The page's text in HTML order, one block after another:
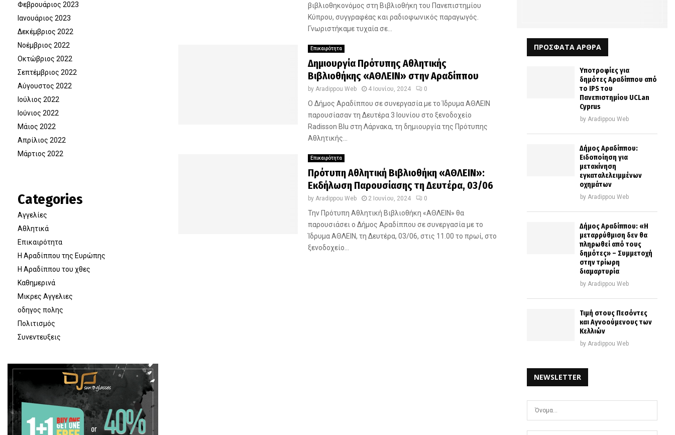
βιβλιοθηκονόμος στη Βιβλιοθήκη του Πανεπιστημίου
Κύπρου, συγγραφέας και ραδιοφωνικός παραγωγός.
Γνωριστήκαμε τυχαία σε...
Επικαιρότητα
Δημιουργία Πρότυπης Αθλητικής
Βιβλιοθήκης «ΑΘΛΕΙΝ» στην Αραδίππου
by Aradippou Web 4 Ιουνίου, 2024 0
Ο Δήμος Αραδίππου σε συνεργασία με το Ίδρυμα ΑΘΛΕΙΝ
παρουσίασαν τη Δευτέρα 3 Ιουνίου στο ξενοδοχείο
Radisson Blu στη Λάρνακα, τη δημιουργία της Πρότυπης
Αθλητικής...
Επικαιρότητα
Πρότυπη Αθλητική Βιβλιοθήκη «ΑΘΛΕΙΝ»:
Εκδήλωση Παρουσίασης τη Δευτέρα, 03/06
by Aradippou Web 2 Ιουνίου, 2024 0
Την Πρότυπη Αθλητική Βιβλιοθήκη «ΑΘΛΕΙΝ» θα
παρουσιάσει ο Δήμος Αραδίππου σε συνεργασία με το
Ίδρυμα ΑΘΛΕΙΝ, τη Δευτέρα, 03/06, στις 11.00 το πρωί, στο
ξενοδοχείο...
Φεβρουάριος 2023
Ιανουάριος 2023
Δεκέμβριος 2022
Νοέμβριος 2022
Οκτώβριος 2022
Σεπτέμβριος 2022
Αύγουστος 2022
Ιούλιος 2022
Ιούνιος 2022
Μάιος 2022
Απρίλιος 2022
Μάρτιος 2022
Categories
Αγγελίες
Αθλητικά
Επικαιρότητα
Η Αραδίππου της Ευρώπης
Η Αραδίππου του χθες
Καθημερινά
Μικρες Αγγελιες
οδηγος πολης
Πολιτισμός
Συνεντευξεις
ΠΡΟΣΦΑΤΑ ΑΡΘΡΑ
Υποτροφίες για
δημότες Αραδίππου από
το IPS του
Πανεπιστημίου UCLan
Cyprus
by Aradippou Web
Δήμος Αραδίππου:
Ειδοποίηση για
μετακίνηση
εγκαταλελειμμένων
οχημάτων
by Aradippou Web
Δήμος Αραδίππου: «Η
μεταρρύθμιση δεν θα
πληρωθεί από τους
δημότες» – Συμμετοχή
στην τρίωρη
διαμαρτυρία
by Aradippou Web
Τιμή στους Πεσόντες
και Αγνοούμενους των
Κελλιών
by Aradippou Web
NEWSLETTER